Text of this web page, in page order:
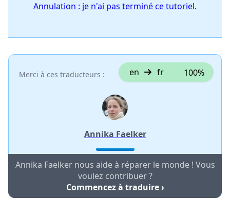
Annulation : je n'ai pas terminé ce tutoriel.
Merci à ces traducteurs : en fr 100%
Annika Faelker
Annika Faelker nous aide à réparer le monde ! Vous
voulez contribuer ?
Commencez à traduire ›